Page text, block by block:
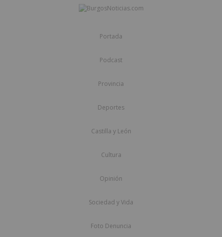
Portada
Podcast
Provincia
Deportes
Castilla y León
Cultura
Opinión
Sociedad y Vida
Foto Denuncia